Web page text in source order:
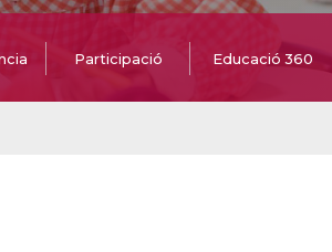
Participació Educació 360